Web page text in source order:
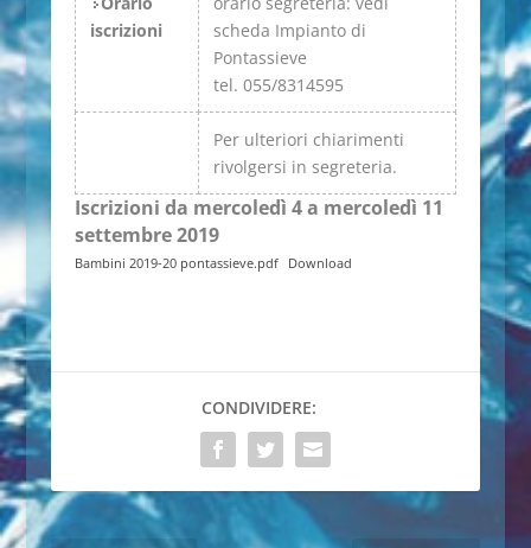
iscrizioni
scheda Impianto di
Pontassieve
tel. 055/8314595
Per ulteriori chiarimenti
rivolgersi in segreteria.
Iscrizioni da mercoledì 4 a mercoledì 11
settembre 2019
Bambini 2019-20 pontassieve.pdf Download
CONDIVIDERE: